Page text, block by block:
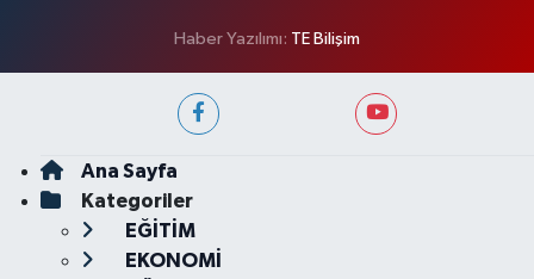
Haber Yazılımı: TE Bilişim
Ana Sayfa
Kategoriler
EĞİTİM
EKONOMİ